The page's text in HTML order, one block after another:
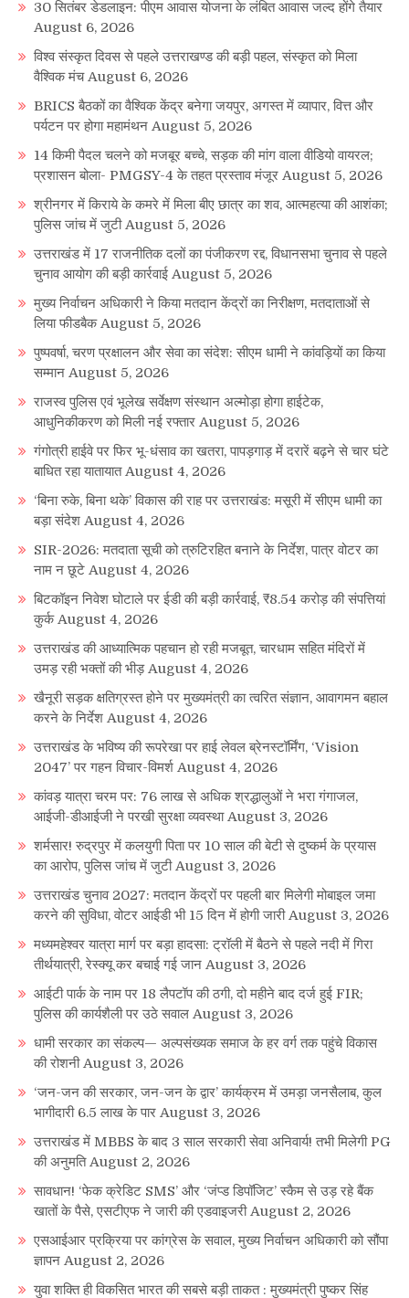
30 सितंबर डेडलाइन: पीएम आवास योजना के लंबित आवास जल्द होंगे तैयार
August 6, 2026
विश्व संस्कृत दिवस से पहले उत्तराखण्ड की बड़ी पहल, संस्कृत को मिला
वैश्विक मंच August 6, 2026
BRICS बैठकों का वैश्विक केंद्र बनेगा जयपुर, अगस्त में व्यापार, वित्त और
पर्यटन पर होगा महामंथन August 5, 2026
14 किमी पैदल चलने को मजबूर बच्चे, सड़क की मांग वाला वीडियो वायरल;
प्रशासन बोला- PMGSY-4 के तहत प्रस्ताव मंजूर August 5, 2026
श्रीनगर में किराये के कमरे में मिला बीए छात्र का शव, आत्महत्या की आशंका;
पुलिस जांच में जुटी August 5, 2026
उत्तराखंड में 17 राजनीतिक दलों का पंजीकरण रद्द, विधानसभा चुनाव से पहले
चुनाव आयोग की बड़ी कार्रवाई August 5, 2026
मुख्य निर्वाचन अधिकारी ने किया मतदान केंद्रों का निरीक्षण, मतदाताओं से
लिया फीडबैक August 5, 2026
पुष्पवर्षा, चरण प्रक्षालन और सेवा का संदेश: सीएम धामी ने कांवड़ियों का किया
सम्मान August 5, 2026
राजस्व पुलिस एवं भूलेख सर्वेक्षण संस्थान अल्मोड़ा होगा हाईटेक,
आधुनिकीकरण को मिली नई रफ्तार August 5, 2026
गंगोत्री हाईवे पर फिर भू-धंसाव का खतरा, पापड़गाड़ में दरारें बढ़ने से चार घंटे
बाधित रहा यातायात August 4, 2026
‘बिना रुके, बिना थके’ विकास की राह पर उत्तराखंड: मसूरी में सीएम धामी का
बड़ा संदेश August 4, 2026
SIR-2026: मतदाता सूची को त्रुटिरहित बनाने के निर्देश, पात्र वोटर का
नाम न छूटे August 4, 2026
बिटकॉइन निवेश घोटाले पर ईडी की बड़ी कार्रवाई, ₹8.54 करोड़ की संपत्तियां
कुर्क August 4, 2026
उत्तराखंड की आध्यात्मिक पहचान हो रही मजबूत, चारधाम सहित मंदिरों में
उमड़ रही भक्तों की भीड़ August 4, 2026
खैनूरी सड़क क्षतिग्रस्त होने पर मुख्यमंत्री का त्वरित संज्ञान, आवागमन बहाल
करने के निर्देश August 4, 2026
उत्तराखंड के भविष्य की रूपरेखा पर हाई लेवल ब्रेनस्टॉर्मिंग, ‘Vision
2047’ पर गहन विचार-विमर्श August 4, 2026
कांवड़ यात्रा चरम पर: 76 लाख से अधिक श्रद्धालुओं ने भरा गंगाजल,
आईजी-डीआईजी ने परखी सुरक्षा व्यवस्था August 3, 2026
शर्मसार! रुद्रपुर में कलयुगी पिता पर 10 साल की बेटी से दुष्कर्म के प्रयास
का आरोप, पुलिस जांच में जुटी August 3, 2026
उत्तराखंड चुनाव 2027: मतदान केंद्रों पर पहली बार मिलेगी मोबाइल जमा
करने की सुविधा, वोटर आईडी भी 15 दिन में होगी जारी August 3, 2026
मध्यमहेश्वर यात्रा मार्ग पर बड़ा हादसा: ट्रॉली में बैठने से पहले नदी में गिरा
तीर्थयात्री, रेस्क्यू कर बचाई गई जान August 3, 2026
आईटी पार्क के नाम पर 18 लैपटॉप की ठगी, दो महीने बाद दर्ज हुई FIR;
पुलिस की कार्यशैली पर उठे सवाल August 3, 2026
धामी सरकार का संकल्प— अल्पसंख्यक समाज के हर वर्ग तक पहुंचे विकास
की रोशनी August 3, 2026
‘जन-जन की सरकार, जन-जन के द्वार’ कार्यक्रम में उमड़ा जनसैलाब, कुल
भागीदारी 6.5 लाख के पार August 3, 2026
उत्तराखंड में MBBS के बाद 3 साल सरकारी सेवा अनिवार्य! तभी मिलेगी PG
की अनुमति August 2, 2026
सावधान! ‘फेक क्रेडिट SMS’ और ‘जंप्ड डिपॉजिट’ स्कैम से उड़ रहे बैंक
खातों के पैसे, एसटीएफ ने जारी की एडवाइजरी August 2, 2026
एसआईआर प्रक्रिया पर कांग्रेस के सवाल, मुख्य निर्वाचन अधिकारी को सौंपा
ज्ञापन August 2, 2026
युवा शक्ति ही विकसित भारत की सबसे बड़ी ताकत : मुख्यमंत्री पुष्कर सिंह